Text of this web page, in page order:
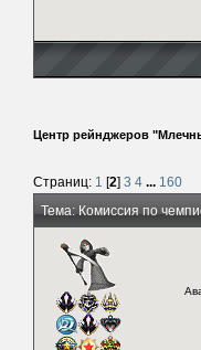
Центр рейнджеров
Страниц: 1 [2] 3 4 ... 160
Тема: Комиссия по